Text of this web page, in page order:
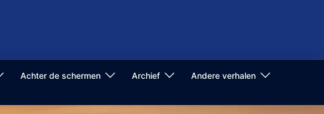
Achter de schermen Archief
Andere verhalen